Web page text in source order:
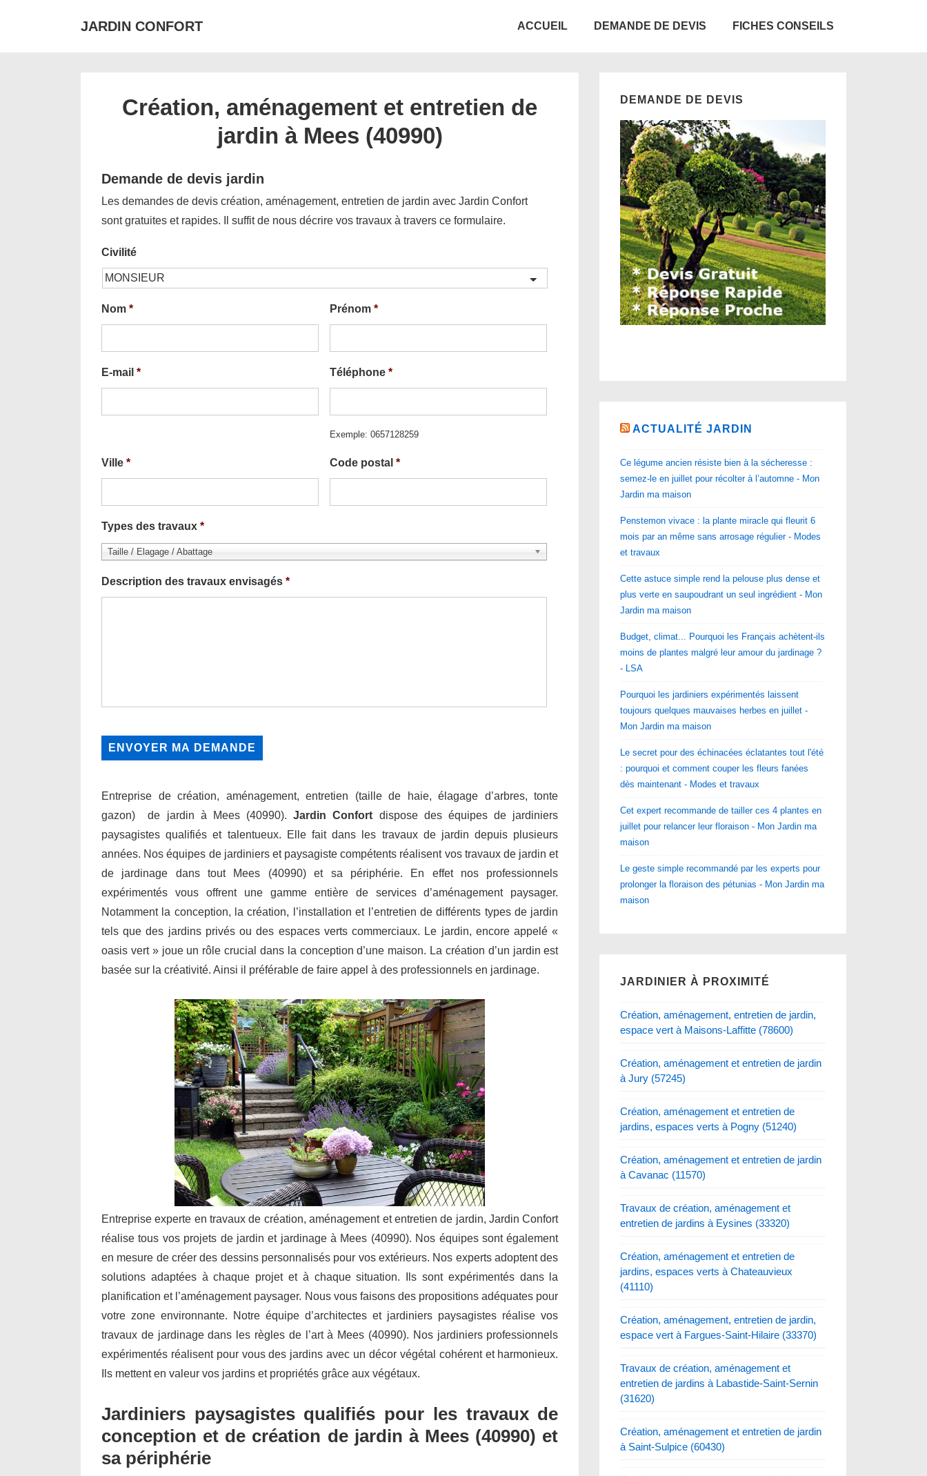
JARDIN CONFORT ACCUEIL DEMANDE DE DEVIS FICHES CONSEILS
Création, aménagement et entretien de
jardin à Mees (40990)
Demande de devis jardin
Les demandes de devis création, aménagement, entretien de jardin avec Jardin Confort
sont gratuites et rapides. Il suffit de nous décrire vos travaux à travers ce formulaire.
Civilité
Nom * Prénom *
E-mail * Téléphone *
Exemple: 0657128259
Ville * Code postal *
Types des travaux *
Taille / Elagage / Abattage
Description des travaux envisagés *
Entreprise de création, aménagement, entretien (taille de haie, élagage d’arbres, tonte
gazon) de jardin à Mees (40990).Jardin Confort dispose des équipes de jardiniers
paysagistes qualifiés et talentueux. Elle fait dans les travaux de jardin depuis plusieurs
années. Nos équipes de jardiniers et paysagiste compétents réalisent vos travaux de jardin et
de jardinage dans tout Mees (40990) et sa périphérie. En effet nos professionnels
expérimentés vous offrent une gamme entière de services d’aménagement paysager.
Notamment la conception, la création, l’installation et l’entretien de différents types de jardin
tels que des jardins privés ou des espaces verts commerciaux. Le jardin, encore appelé «
oasis vert » joue un rôle crucial dans la conception d’une maison. La création d’un jardin est
basée sur la créativité. Ainsi il préférable de faire appel à des professionnels en jardinage.
Entreprise experte en travaux de création, aménagement et entretien de jardin, Jardin Confort
réalise tous vos projets de jardin et jardinage à Mees (40990). Nos équipes sont également
en mesure de créer des dessins personnalisés pour vos extérieurs. Nos experts adoptent des
solutions adaptées à chaque projet et à chaque situation. Ils sont expérimentés dans la
planification et l’aménagement paysager. Nous vous faisons des propositions adéquates pour
votre zone environnante. Notre équipe d’architectes et jardiniers paysagistes réalise vos
travaux de jardinage dans les règles de l’art à Mees (40990). Nos jardiniers professionnels
expérimentés réalisent pour vous des jardins avec un décor végétal cohérent et harmonieux.
Ils mettent en valeur vos jardins et propriétés grâce aux végétaux.
Jardiniers paysagistes qualifiés pour les travaux de
conception et de création de jardin à Mees (40990) et
sa périphérie
DEMANDE DE DEVIS
ACTUALITÉ JARDIN
Ce légume ancien résiste bien à la sécheresse :
semez-le en juillet pour récolter à l’automne - Mon
Jardin ma maison
Penstemon vivace : la plante miracle qui fleurit 6
mois par an même sans arrosage régulier - Modes
et travaux
Cette astuce simple rend la pelouse plus dense et
plus verte en saupoudrant un seul ingrédient - Mon
Jardin ma maison
Budget, climat... Pourquoi les Français achètent-ils
moins de plantes malgré leur amour du jardinage ?
- LSA
Pourquoi les jardiniers expérimentés laissent
toujours quelques mauvaises herbes en juillet -
Mon Jardin ma maison
Le secret pour des échinacées éclatantes tout l'été
: pourquoi et comment couper les fleurs fanées
dès maintenant - Modes et travaux
Cet expert recommande de tailler ces 4 plantes en
juillet pour relancer leur floraison - Mon Jardin ma
maison
Le geste simple recommandé par les experts pour
prolonger la floraison des pétunias - Mon Jardin ma
maison
JARDINIER À PROXIMITÉ
Création, aménagement, entretien de jardin,
espace vert à Maisons-Laffitte (78600)
Création, aménagement et entretien de jardin
à Jury (57245)
Création, aménagement et entretien de
jardins, espaces verts à Pogny (51240)
Création, aménagement et entretien de jardin
à Cavanac (11570)
Travaux de création, aménagement et
entretien de jardins à Eysines (33320)
Création, aménagement et entretien de
jardins, espaces verts à Chateauvieux
(41110)
Création, aménagement, entretien de jardin,
espace vert à Fargues-Saint-Hilaire (33370)
Travaux de création, aménagement et
entretien de jardins à Labastide-Saint-Sernin
(31620)
Création, aménagement et entretien de jardin
à Saint-Sulpice (60430)